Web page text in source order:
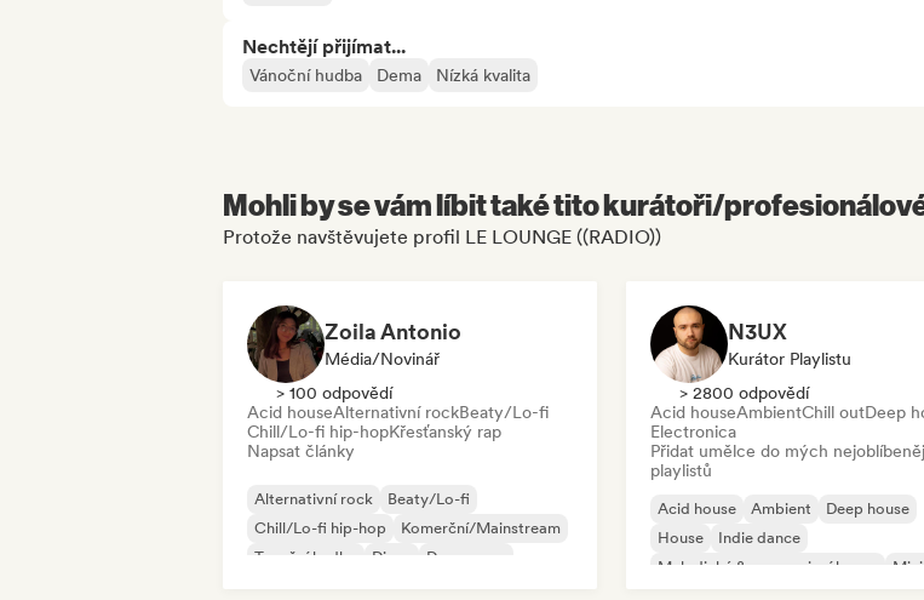
Nechtějí přijímat...
Vánoční hudba Dema Nízká kvalita
Mohli by se vám líbit také tito kurátoři/
Protože navštěvujete profil LE LOUNGE ((RADIO))
Zoila Antonio
Média/novinář
> 100 odpovědí
Acid houseAlternativní rockBeaty/Lo-fi
Chill/Lo-fi hip-hopKřesťanský rap
Napsat články
Alternativní rock
Beaty/Lo-fi
Chill/Lo-fi hip-hop
Komerční/Mainstream
Taneční hudba
Disco
Dream pop
N3UX
Kurátor Playlistu
> 2800 odpovědí
Acid houseAmbientChill outDeep
Electronica
Přidat umělce do mých
playlistů
Acid house Ambient
Deep house
House
Indie dance
Melodický & progresivní house